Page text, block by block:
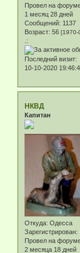
Провел на
1 месяц 28 дней
Сообщений: 1137
Возраст: 56 [1970-
.:
Последний визит:
10-10-2020
НКВД
Капитан
Откуда: Одесса
Зарегистрирован:
Провел на
2 месяца 18 дней